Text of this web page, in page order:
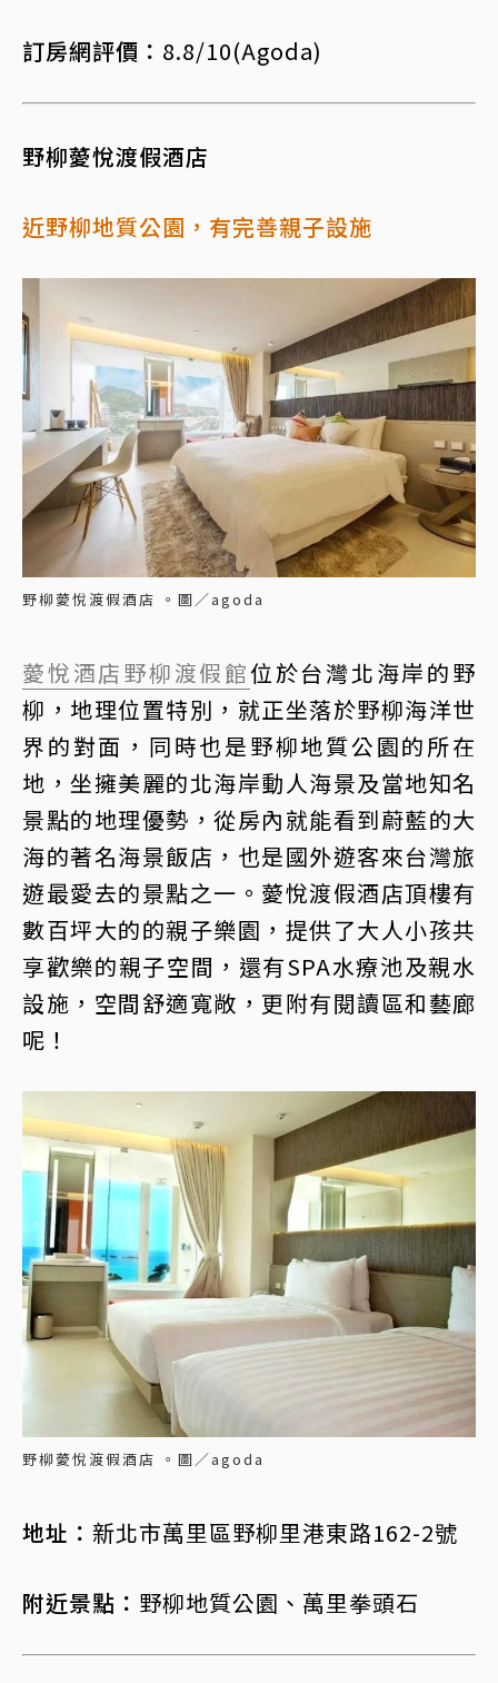
訂房網評價： 8.8/10(Agoda)
野柳薆悅渡假酒店
近野柳地質公園，有完善親子設施
野柳薆悅渡假酒店 。圖／agoda
薆悅酒店野柳渡假館位於台灣北海岸的野
柳，地理位置特別，就正坐落於野柳海洋世
界的對面，同時也是野柳地質公園的所在
地，坐擁美麗的北海岸動人海景及當地知名
景點的地理優勢，從房內就能看到蔚藍的大
海的著名海景飯店，也是國外遊客來台灣旅
遊最愛去的景點之一。薆悅渡假酒店頂樓有
數百坪大的的親子樂園，提供了大人小孩共
享歡樂的親子空間，還有SPA水療池及親水
設施，空間舒適寬敞，更附有閱讀區和藝廊
呢！
野柳薆悅渡假酒店 。圖／agoda
地址： 新北市萬里區野柳里港東路162-2號
附近景點： 野柳地質公園、萬里拳頭石